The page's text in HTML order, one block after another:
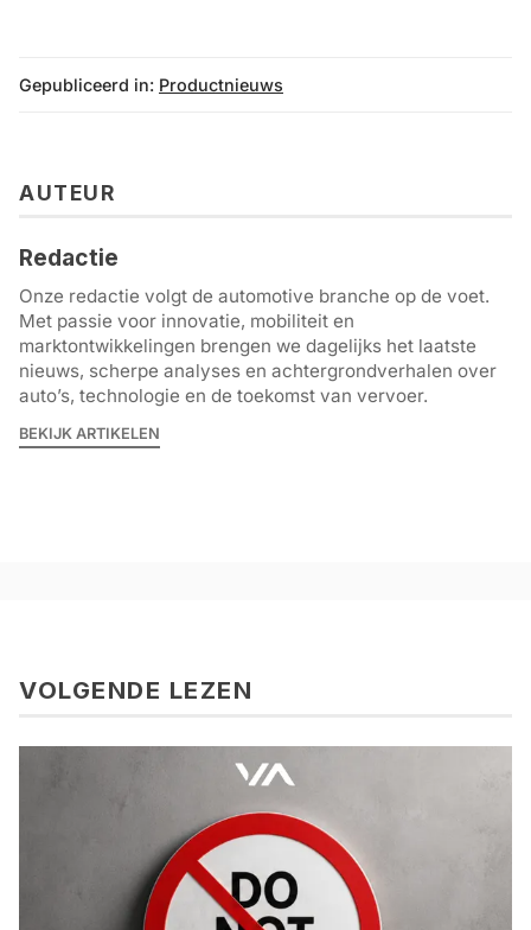
Gepubliceerd in: Productnieuws
AUTEUR
Redactie
Onze redactie volgt de automotive branche op de voet.
Met passie voor innovatie, mobiliteit en
marktontwikkelingen brengen we dagelijks het laatste
nieuws, scherpe analyses en achtergrondverhalen over
auto’s, technologie en de toekomst van vervoer.
BEKIJK ARTIKELEN
VOLGENDE LEZEN